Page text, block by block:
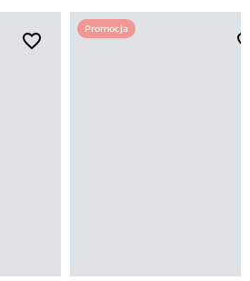
favorite_border
Promocja